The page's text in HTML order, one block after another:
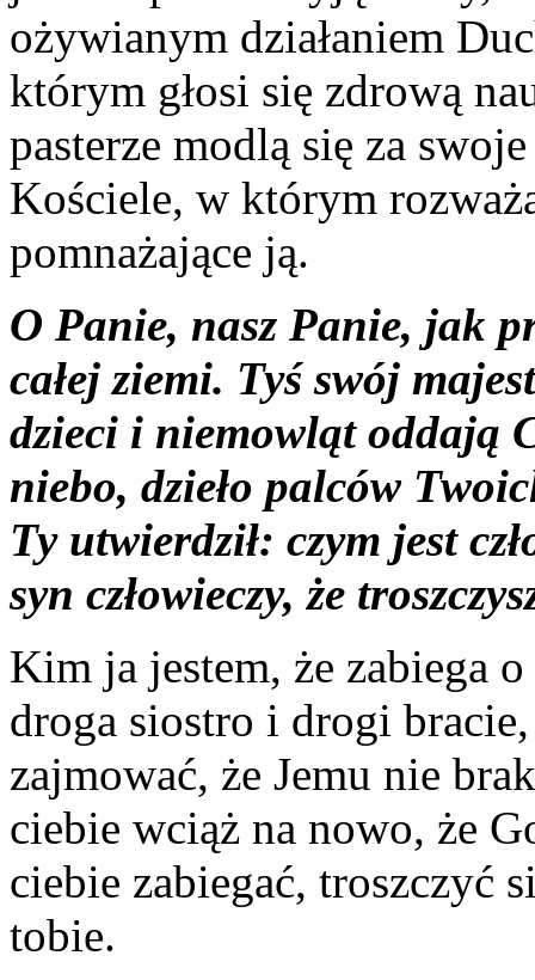
ożywianym działaniem
którym głosi się zdrową
pasterze modlą się za
Kościele, w którym
pomnażające ją.
O Panie, nasz Panie, jak
całej ziemi. Tyś swój
dzieci i niemowląt oddają
niebo, dzieło palców
Ty utwierdził: czym jest
syn człowieczy, że
Kim ja jestem, że zabiega
droga siostro i drogi
zajmować, że Jemu nie
ciebie wciąż na nowo, że
ciebie zabiegać, troszczyć
tobie.